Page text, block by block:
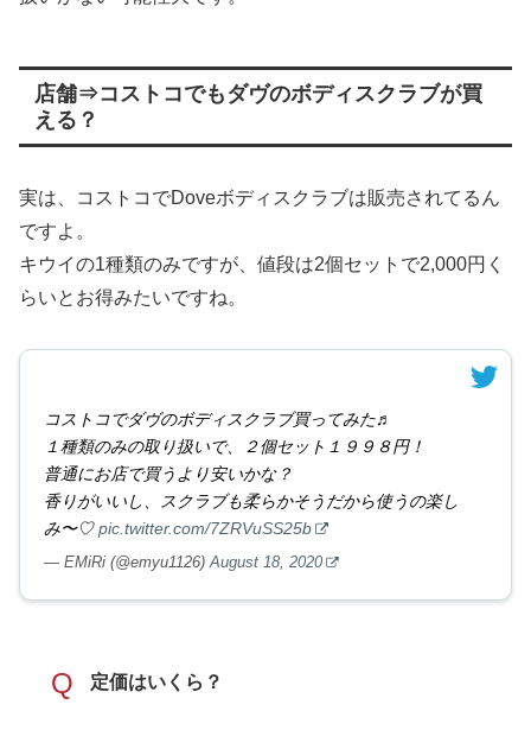
店舗⇒コストコでもダヴのボディスクラブが買
える？
実は、コストコでDoveボディスクラブは販売されてるん
ですよ。
キウイの1種類のみですが、値段は2個セットで2,000円く
らいとお得みたいですね。
コストコでダヴのボディスクラブ買ってみた♬
１種類のみの取り扱いで、２個セット１９９８円！
普通にお店で買うより安いかな？
香りがいいし、スクラブも柔らかそうだから使うの楽し
み〜♡pic.twitter.com/7ZRVuSS25b
— EMiRi (@emyu1126)August 18, 2020
Q 定価はいくら？